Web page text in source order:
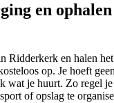
en
Ridderkerk en halen
op. Je hoeft
wat je huurt. Zo regel
of opslag te